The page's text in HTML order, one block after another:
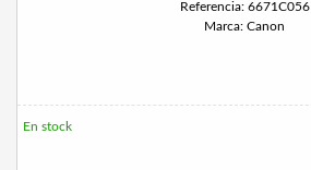
Referencia: 6671C056
Marca: Canon
En stock